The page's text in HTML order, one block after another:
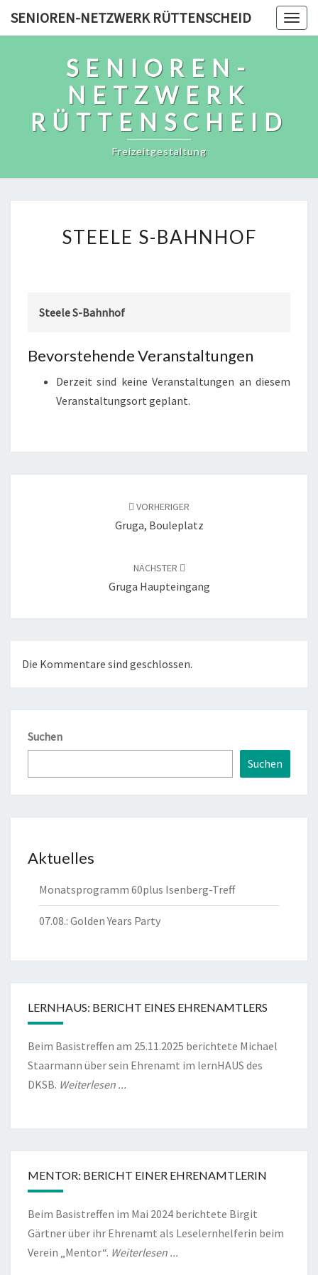
SENIOREN-NETZWERK RÜTTENSCHEID
SENIOREN-
NETZWERK
RÜTTENSCHEID
Freizeitgestaltung
S-
STEELE S-BAHNHOF
Steele S-Bahnhof
Bevorstehende Veranstaltungen
Derzeit sind keine Veranstaltungen an diesem
Veranstaltungsort geplant.
VORHERIGER
Gruga, Bouleplatz
NÄCHSTER
Gruga Haupteingang
Die Kommentare sind geschlossen.
Suchen
Suchen
Aktuelles
Monatsprogramm 60plus Isenberg-Treff
07.08.: Golden Years Party
LERNHAUS: BERICHT EINES EHRENAMTLERS
Beim Basistreffen am 25.11.2025 berichtete Michael
Staarmann über sein Ehrenamt im lernHAUS des
DKSB. Weiterlesen ...
MENTOR: BERICHT EINER EHRENAMTLERIN
Beim Basistreffen im Mai 2024 berichtete Birgit
Gärtner über ihr Ehrenamt als Leselernhelferin beim
Verein „Mentor“. Weiterlesen ...